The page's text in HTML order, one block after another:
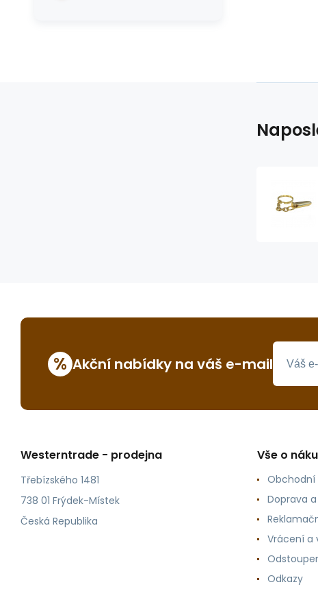
% Akční nabídky na váš e-mail
Westerntrade - prodejna
Třebízského 1481
738 01 Frýdek-Místek
Česká Republika
Vše o
Doprava
Vrácení a
Odkazy